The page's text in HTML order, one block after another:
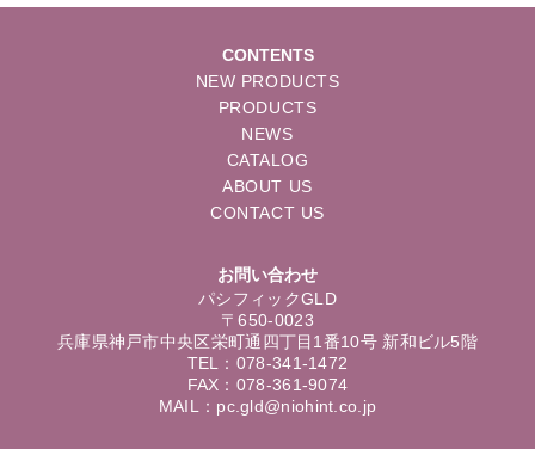
CONTENTS
NEW PRODUCTS
PRODUCTS
NEWS
CATALOG
ABOUT US
CONTACT US
お問い合わせ
パシフィックGLD
〒650-0023
兵庫県神戸市中央区栄町通四丁目1番10号 新和ビル5階
TEL：078-341-1472
FAX：078-361-9074
MAIL：pc.gld@niohint.co.jp